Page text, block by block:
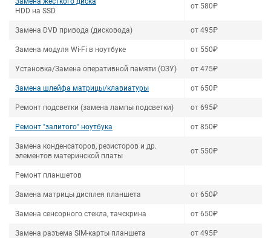
HDD на SSD
от 580₽
Замена DVD привода (дисковода) от 495₽
Замена модуля Wi-Fi в ноутбуке от 550₽
Установка/Замена оперативной памяти (ОЗУ) от 475₽
Замена шлейфа матрицы/клавиатуры от 650₽
Ремонт подсветки (замена лампы подсветки) от 695₽
Ремонт "залитого" ноутбука от 850₽
Замена конденсаторов, резисторов и др.
элементов материнской платы
от 550₽
Ремонт планшетов
Замена матрицы дисплея планшета от 650₽
Замена сенсорного стекла, тачскрина от 650₽
Замена разъема SIM-карты планшета от 495₽